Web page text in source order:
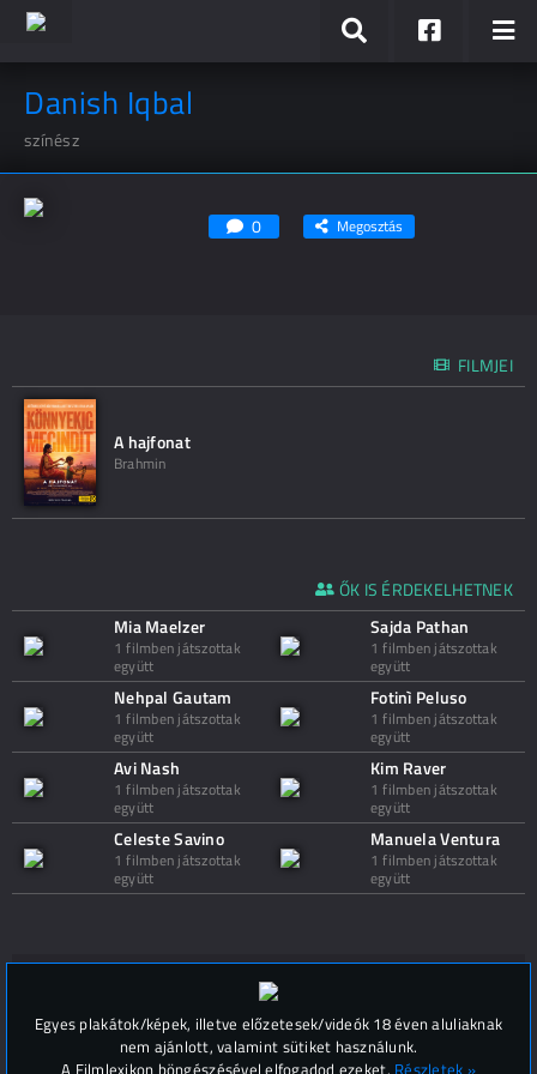
Danish Iqbal
színész
0 Megosztás
FILMJEI
A hajfonat
Brahmin
ŐK IS ÉRDEKELHETNEK
Mia Maelzer
1 filmben játszottak
együtt
Sajda Pathan
1 filmben játszottak
együtt
Nehpal Gautam
1 filmben játszottak
együtt
Fotinì Peluso
1 filmben játszottak
együtt
Avi Nash
1 filmben játszottak
együtt
Kim Raver
1 filmben játszottak
együtt
Celeste Savino
1 filmben játszottak
együtt
Manuela Ventura
1 filmben játszottak
együtt
Hozzászólások (
Egyes plakátok/képek, illetve előzetesek/videók 18 éven aluliaknak
nem ajánlott, valamint sütiket használunk.
A Filmlexikon böngészésével elfogadod ezeket. Részletek »